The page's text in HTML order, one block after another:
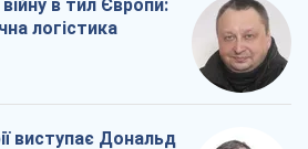
в тил Європи:
логістика
виступає Дональд